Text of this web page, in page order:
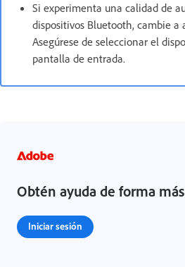
Si experimenta una calidad de
dispositivos Bluetooth, cambie a
Asegúrese de seleccionar el
pantalla de entrada.
Obtén ayuda de forma
Iniciar sesión